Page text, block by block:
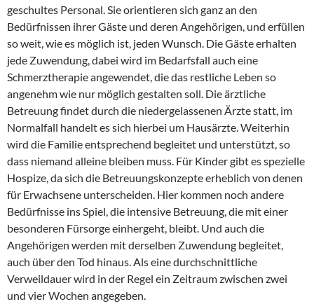
geschultes Personal. Sie orientieren sich ganz an den
Bedürfnissen ihrer Gäste und deren Angehörigen, und erfüllen
so weit, wie es möglich ist, jeden Wunsch. Die Gäste erhalten
jede Zuwendung, dabei wird im Bedarfsfall auch eine
Schmerztherapie angewendet, die das restliche Leben so
angenehm wie nur möglich gestalten soll. Die ärztliche
Betreuung findet durch die niedergelassenen Ärzte statt, im
Normalfall handelt es sich hierbei um Hausärzte. Weiterhin
wird die Familie entsprechend begleitet und unterstützt, so
dass niemand alleine bleiben muss. Für Kinder gibt es spezielle
Hospize, da sich die Betreuungskonzepte erheblich von denen
für Erwachsene unterscheiden. Hier kommen noch andere
Bedürfnisse ins Spiel, die intensive Betreuung, die mit einer
besonderen Fürsorge einhergeht, bleibt. Und auch die
Angehörigen werden mit derselben Zuwendung begleitet,
auch über den Tod hinaus. Als eine durchschnittliche
Verweildauer wird in der Regel ein Zeitraum zwischen zwei
und vier Wochen angegeben.